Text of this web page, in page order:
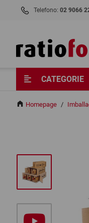
Telefono: 02 9066
CATEGORIE
Homepage /